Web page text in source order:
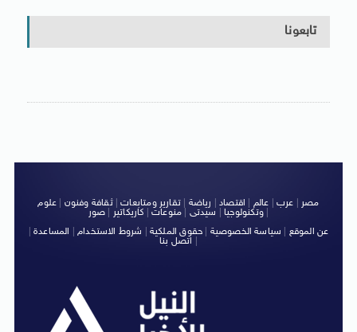
تابعونا
مصر عرب عالم اقتصاد رياضة |تقارير ومتابعات|ثقافة وفنون
علوم
وتكنولوجيا| سيدتى منوعات كاريكاتير صور
|
عن الموقع
سياسة الخصوصية حقوق الملكية شروط الاستخدام| المساعدة|
اتصل بنا